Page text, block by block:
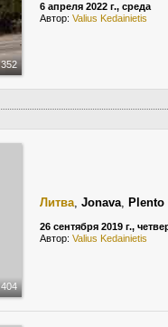
352
6 апреля 2022 г., среда
Автор: Valius Kedainietis
404
Литва, Jonava, Plento
26 сентября 2019 г.,
Автор: Valius Kedainietis